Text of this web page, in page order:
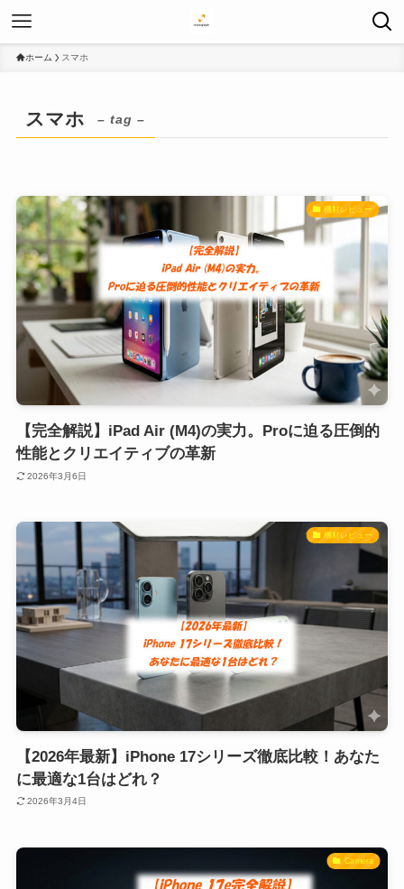
ホーム スマホ
スマホ – tag –
機材レビュー
【完全解説】iPad Air (M4)の実力。Proに迫る圧倒的
性能とクリエイティブの革新
2026年3月6日
機材レビュー
​【2026年最新】iPhone 17シリーズ徹底比較！あなた
に最適な1台はどれ？
2026年3月4日
Camera